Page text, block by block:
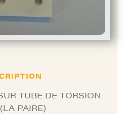
TUBE DE TORSION
PAIRE)